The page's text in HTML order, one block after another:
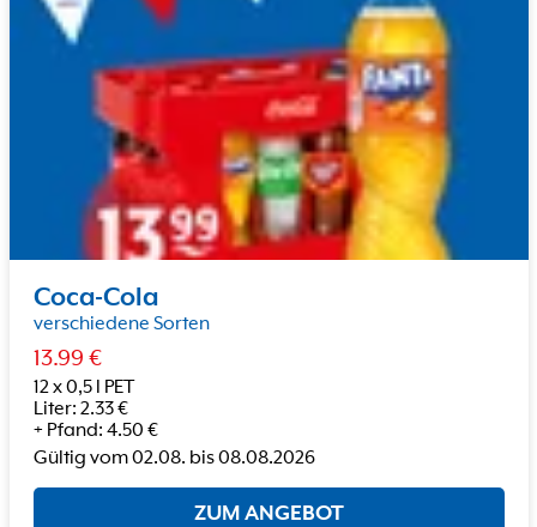
Coca-Cola
verschiedene Sorten
13.99 €
12 x 0,5 l PET
Liter: 2.33€
+ Pfand: 4.50 €
Gültig vom02.08. bis08.08.2026
ZUM ANGEBOT